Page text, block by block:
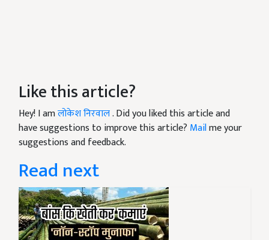
Like this article?
Hey! I amलोकेश निरवाल. Did you liked this article and
have suggestions to improve this article? Mailme your
suggestions and feedback.
Read next